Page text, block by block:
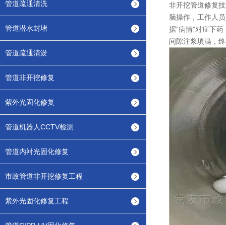
管道疏通清洗
管道潜水封堵
管道疏通清淤
管道非开挖修复
紫外光固化修复
管道机器人CCTV检测
管道内衬光固化修复
市政管道非开挖修复工程
紫外光固化修复工程
非开挖管道修复
脑操作，工作人
据“病情”对症下
间隙注浆填满，